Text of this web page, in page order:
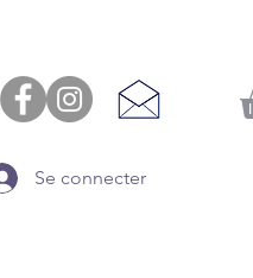
Se connecter